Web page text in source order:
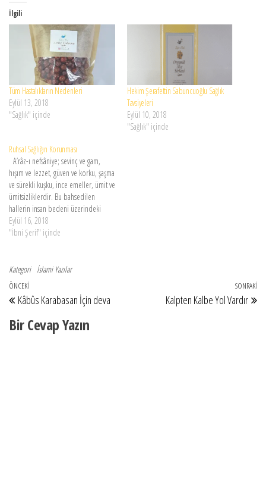
İlgili
Tüm Hastalıkların Nedenleri
Eylül 13, 2018
"Sağlık" içinde
Hekim Şerafettin Sabuncuoğlu Sağlık
Tavsiyeleri
Eylül 10, 2018
"Sağlık" içinde
Ruhsal Sağlığın Korunması
A’râz-ı nefsâniye; sevinç ve gam,
hışım ve lezzet, güven ve korku, şaşma
ve sürekli kuşku, ince emeller, ümit ve
ümitsizliklerdir. Bu bahsedilen
hallerin insan bedeni üzerindeki
tesiri, yemek, içmek, uyumak,
uyumamak, hareket ve dinlenmek gibi
için, zehîr,…
Eylül 16, 2018
"İbni Şerif" içinde
Kategori İslami Yazılar
Yazı gezinmesi
Önceki Yazı
ÖNCEKI
Kâbûs Karabasan İçin deva
SONRAKI
Kalpten Kalbe Yol Vardır
Bir Cevap Yazın